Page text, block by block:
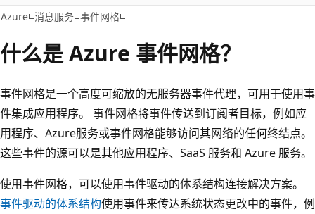
Azure 消息服务 事件网格
什么是 Azure 事件网格？
事件网格是一个高度可缩放的无服务器事件代理，可用于使用事
件集成应用程序。 事件网格将事件传送到订阅者目标，例如应
用程序、Azure服务或事件网格能够访问其网络的任何终结点。
这些事件的源可以是其他应用程序、SaaS 服务和 Azure 服务。
使用事件网格，可以使用事件驱动的体系结构连接解决方案。
事件驱动的体系结构使用事件来传达系统状态更改中的事件，例